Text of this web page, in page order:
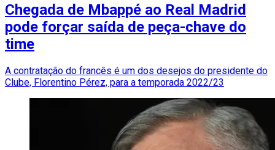
Chegada de Mbappé ao Real Madrid
pode forçar saída de peça-chave do
time
A contratação do francês é um dos desejos do presidente do
Clube, Florentino Pérez, para a temporada 2022/23